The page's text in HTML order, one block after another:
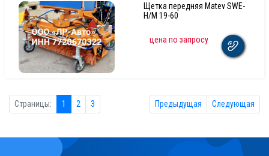
Щетка передняя Matev SWE-
H/M 19-60
цена по запросу
Страницы: 1 2 3 Предыдущая Следующая